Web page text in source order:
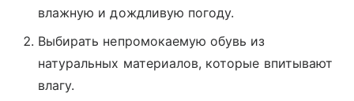
влажную и дождливую погоду.
Выбирать непромокаемую обувь из
натуральных материалов, которые впитывают
влагу.